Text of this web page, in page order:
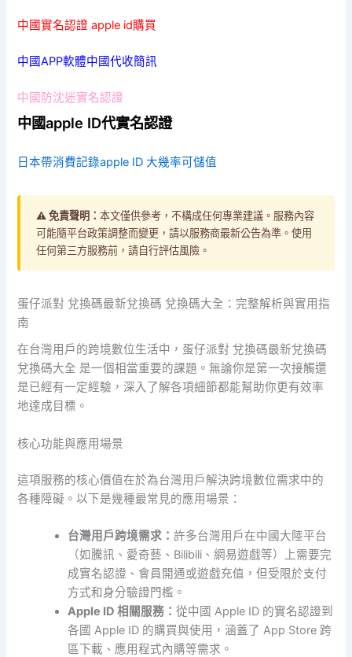
中國實名認證 apple id購買
中國APP軟體中國代收簡訊
中國防沈迷實名認證
中國apple ID代實名認證
日本帶消費記錄apple ID 大幾率可儲值
⚠️ 免責聲明：本文僅供參考，不構成任何專業建議。服務內容
可能隨平台政策調整而變更，請以服務商最新公告為準。使用
任何第三方服務前，請自行評估風險。
蛋仔派對 兌換碼最新兌換碼 兌換碼大全：完整解析與實用指
南
在台灣用戶的跨境數位生活中，蛋仔派對 兌換碼最新兌換碼
兌換碼大全 是一個相當重要的課題。無論你是第一次接觸還
是已經有一定經驗，深入了解各項細節都能幫助你更有效率
地達成目標。
核心功能與應用場景
這項服務的核心價值在於為台灣用戶解決跨境數位需求中的
各種障礙。以下是幾種最常見的應用場景：
台灣用戶跨境需求：許多台灣用戶在中國大陸平台
（如騰訊、愛奇藝、Bilibili、網易遊戲等）上需要完
成實名認證、會員開通或遊戲充值，但受限於支付
方式和身分驗證門檻。
Apple ID 相關服務：從中國 Apple ID 的實名認證到
各國 Apple ID 的購買與使用，涵蓋了 App Store 跨
區下載、應用程式內購等需求。